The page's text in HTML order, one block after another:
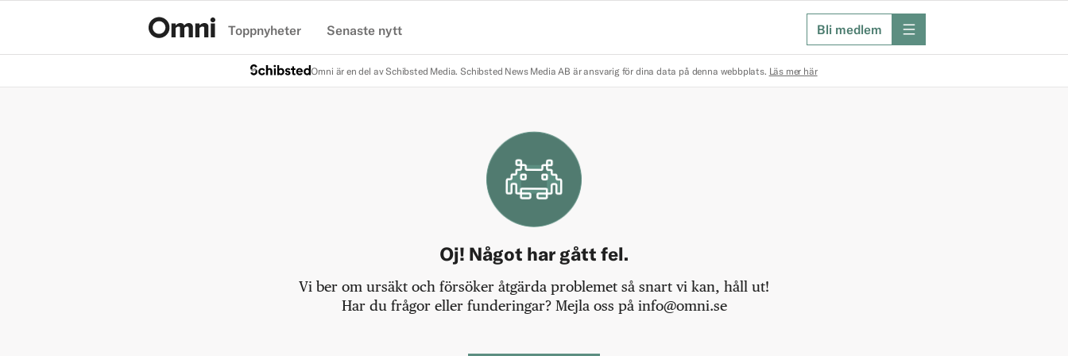
Toppnyheter Senaste nytt Bli medlem meny
Omni är en del av Schibsted Media. Schibsted News Media AB är ansvarig för dina data på denna webbplats. Läs mer här
Oj! Något har gått fel.
Vi ber om ursäkt och försöker åtgärda problemet så snart vi kan, håll ut!
Har du frågor eller funderingar? Mejla oss på info@omni.se